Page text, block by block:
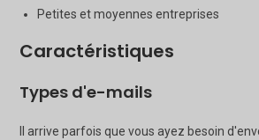
Petites et moyennes entreprises
Caractéristiques
Types d'e-mails
Il arrive parfois que vous ayez besoin